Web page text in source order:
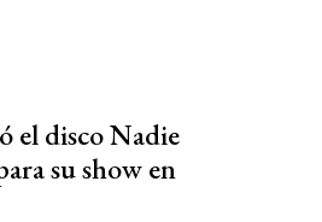
el disco Nadie
su show en